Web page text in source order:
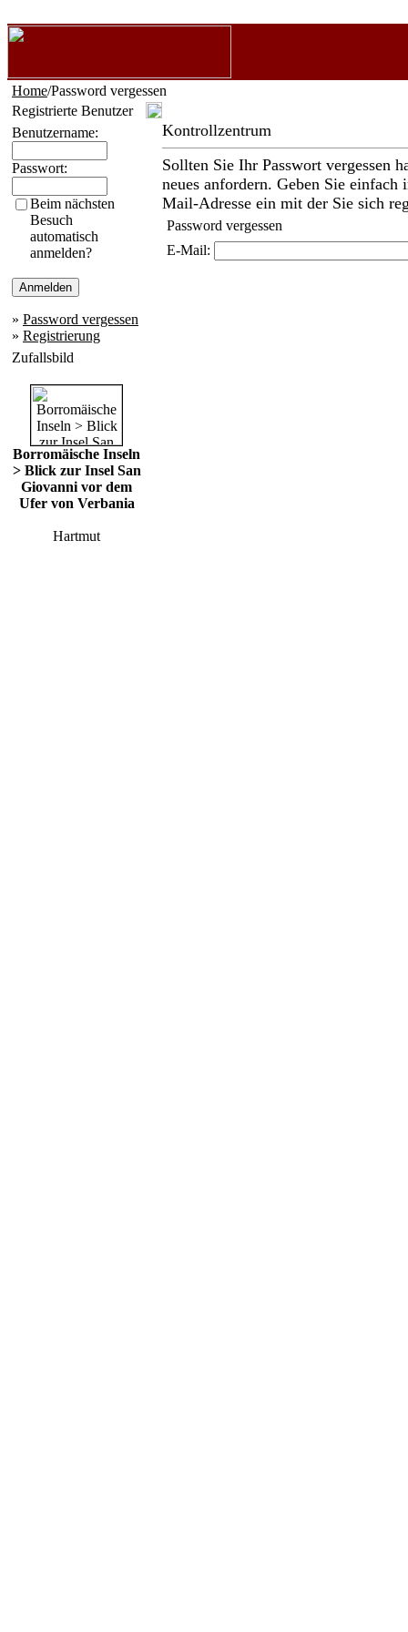
Home/Password vergessen
Registrierte Benutzer
Benutzername:
Passwort:
Beim nächsten
Besuch
automatisch
anmelden?
» Password vergessen
» Registrierung
Zufallsbild
Borromäische Inseln
> Blick zur Insel San
Giovanni vor dem
Ufer von Verbania
Hartmut
Kontrollzentrum
Sollten Sie Ihr Passwort vergessen
neues anfordern. Geben Sie
Mail-Adresse ein mit der Sie sich
Password vergessen
E-Mail: